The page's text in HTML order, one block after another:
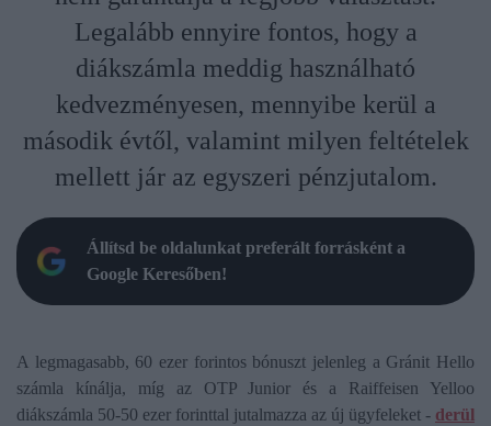
Legalább ennyire fontos, hogy a
diákszámla meddig használható
kedvezményesen, mennyibe kerül a
második évtől, valamint milyen feltételek
mellett jár az egyszeri pénzjutalom.
Állítsd be oldalunkat preferált forrásként a
Google Keresőben!
A legmagasabb, 60 ezer forintos bónuszt jelenleg a Gránit Hello
számla kínálja, míg az OTP Junior és a Raiffeisen Yelloo
diákszámla 50-50 ezer forinttal jutalmazza az új ügyfeleket - derül